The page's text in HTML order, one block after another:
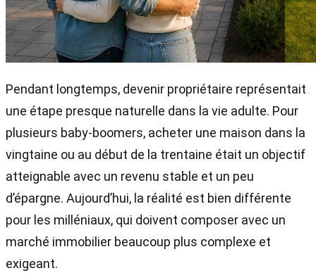
Pendant longtemps, devenir propriétaire représentait
une étape presque naturelle dans la vie adulte. Pour
plusieurs baby-boomers, acheter une maison dans la
vingtaine ou au début de la trentaine était un objectif
atteignable avec un revenu stable et un peu
d’épargne. Aujourd’hui, la réalité est bien différente
pour les milléniaux, qui doivent composer avec un
marché immobilier beaucoup plus complexe et
exigeant.